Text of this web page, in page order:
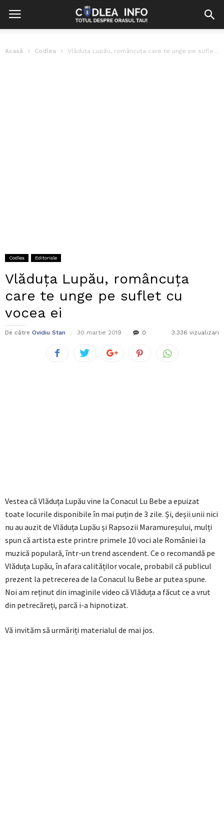
Acasă Codlea Vlăduța Lupău, româncuța care te unge pe suflet cu vocea ei
Codlea Editoriale
Vlăduța Lupău, româncuța
care te unge pe suflet cu
vocea ei
De către Ovidiu Stan 30 martie 2019 0 3.336 vizualizari
Vestea că Vlăduța Lupău vine la Conacul Lu Bebe a epuizat
toate locurile disponibile în mai puțin de 3 zile. Și, deșii unii nici
nu au auzit de Vlăduța Lupău și Rapsozii Maramureșului, mulți
spun că artista este printre primele 10 voci ale României la
muzică populară, într-un trend ascendent. Ce o recomandă pe
Vlăduța Lupău, în afara calităților vocale, probabil că publicul
prezent la petrecerea de la Conacul lu Bebe ar putea spune.
Noi am reținut din imaginile video că Vlăduța a făcut ce a vrut
din petrecăreți, parcă i-a hipnotizat.
Vă invităm să urmăriți materialul de mai jos.